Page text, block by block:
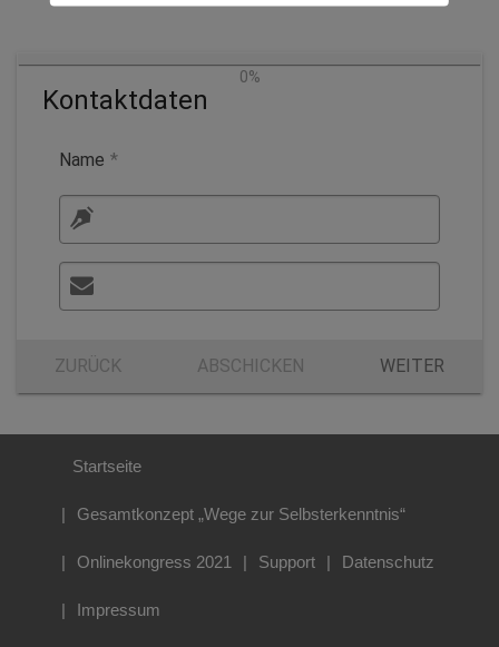
0%
Kontaktdaten
Name *
ZURÜCK ABSCHICKEN WEITER
Startseite
Gesamtkonzept „Wege zur Selbsterkenntnis“
Onlinekongress 2021 Support Datenschutz
Impressum